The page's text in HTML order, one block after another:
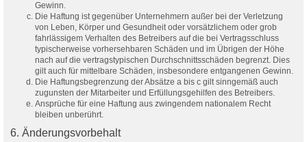
Gewinn.
Die Haftung ist gegenüber Unternehmern außer bei der Verletzung
von Leben, Körper und Gesundheit oder vorsätzlichem oder grob
fahrlässigem Verhalten des Betreibers auf die bei Vertragsschluss
typischerweise vorhersehbaren Schäden und im Übrigen der Höhe
nach auf die vertragstypischen Durchschnittsschäden begrenzt. Dies
gilt auch für mittelbare Schäden, insbesondere entgangenen Gewinn.
Die Haftungsbegrenzung der Absätze a bis c gilt sinngemäß auch
zugunsten der Mitarbeiter und Erfüllungsgehilfen des Betreibers.
Ansprüche für eine Haftung aus zwingendem nationalem Recht
bleiben unberührt.
6. Änderungsvorbehalt